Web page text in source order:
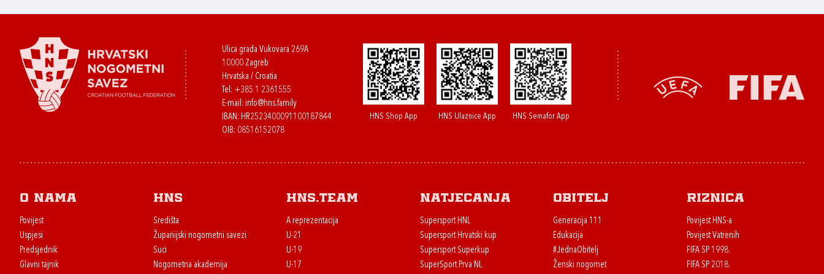
Ulica grada Vukovara 269A
10000 Zagreb
Hrvatska / Croatia
Tel: +385 1 2361555
E-mail: info@hns.family
IBAN: HR2523400091100187844
OIB: 08516152078
HNS Shop App HNS Ulaznice App HNS Semafor App
O nama
Povijest
Uspjesi
Predsjednik
Glavni tajnik
HNS
Središta
Županijski nogometni savezi
Suci
Nogometna akademija
HNS.team
A reprezentacija
U-21
U-19
U-17
Natjecanja
Supersport HNL
Supersport Hrvatski kup
Supersport Superkup
SuperSport Prva NL
Obitelj
Generacija 111
Edukacija
#JednaObitelj
Ženski nogomet
Riznica
Povijest HNS-a
Povijest Vatrenih
FIFA SP 1998.
FIFA SP 2018.